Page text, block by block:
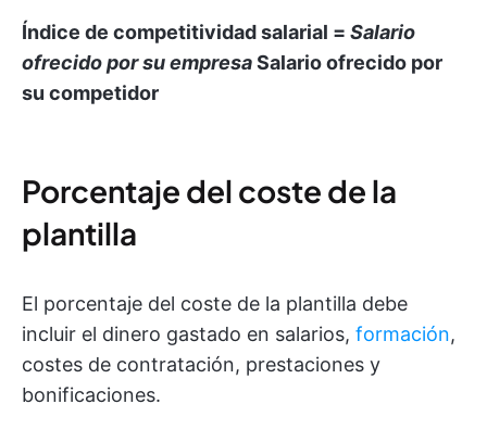
Índice de competitividad salarial = Salario
ofrecido por su empresaSalario ofrecido por
su competidor
Porcentaje del coste de la
plantilla
El porcentaje del coste de la plantilla debe
incluir el dinero gastado en salarios, formación,
costes de contratación, prestaciones y
bonificaciones.